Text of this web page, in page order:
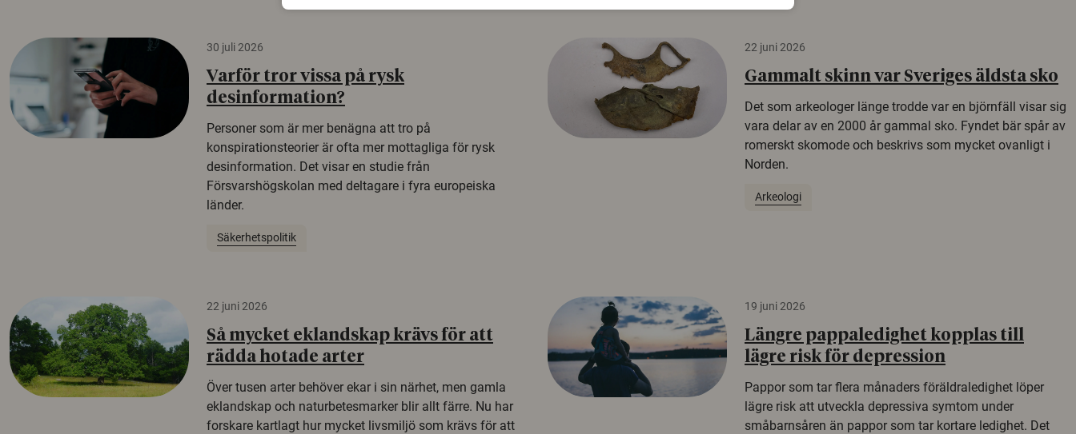
30 juli 2026
Varför tror vissa på rysk
desinformation?
Personer som är mer benägna att tro på
konspirationsteorier är ofta mer mottagliga för rysk
desinformation. Det visar en studie från
Försvarshögskolan med deltagare i fyra europeiska
länder.
Säkerhetspolitik
22 juni 2026
Gammalt skinn var Sveriges äldsta sko
Det som arkeologer länge trodde var en björnfäll visar sig
vara delar av en 2000 år gammal sko. Fyndet bär spår av
romerskt skomode och beskrivs som mycket ovanligt i
Norden.
Arkeologi
22 juni 2026
Så mycket eklandskap krävs för att
rädda hotade arter
Över tusen arter behöver ekar i sin närhet, men gamla
eklandskap och naturbetesmarker blir allt färre. Nu har
forskare kartlagt hur mycket livsmiljö som krävs för att
19 juni 2026
Längre pappaledighet kopplas till
lägre risk för depression
Pappor som tar flera månaders föräldraledighet löper
lägre risk att utveckla depressiva symtom under
småbarnsåren än pappor som tar kortare ledighet. Det